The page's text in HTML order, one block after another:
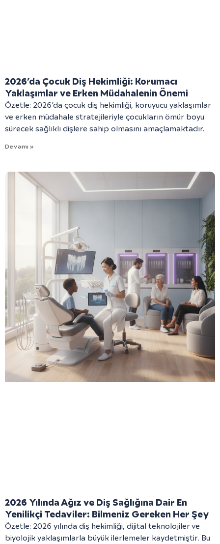
2026’da Çocuk Diş Hekimliği: Korumacı
Yaklaşımlar ve Erken Müdahalenin Önemi
Özetle: 2026’da çocuk diş hekimliği, koruyucu yaklaşımlar
ve erken müdahale stratejileriyle çocukların ömür boyu
sürecek sağlıklı dişlere sahip olmasını amaçlamaktadır.
Devamı »
2026 Yılında Ağız ve Diş Sağlığına Dair En
Yenilikçi Tedaviler: Bilmeniz Gereken Her Şey
Özetle: 2026 yılında diş hekimliği, dijital teknolojiler ve
biyolojik yaklaşımlarla büyük ilerlemeler kaydetmiştir. Bu